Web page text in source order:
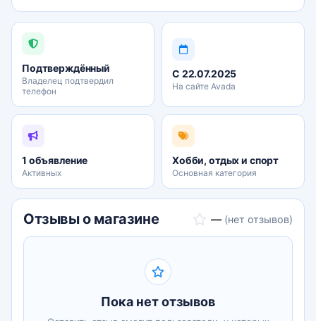
1. Профессиональная оценка каждого товара.
2. Удобный договор купли-продажи.
3. Выгодные условия выкупа.
4. Быстрое определение стоимости.
5. Широкий выбор для покупателей.
6. Работа с физическими и юридическими лицами.
7. Оплата на карту или расчётный счёт.
8. Документы — гарантия безопасности.
Что можно сдать:
1. Электроника и бытовая техника.
3. Предметы интерьера и мебель.
5. Ценные вещи и антиквариат.
Подтверждённый
Владелец подтвердил
телефон
С 22.07.2025
На сайте Avada
1 объявление
Активных
Хобби, отдых и спорт
Основная категория
Отзывы о магазине — (нет отзывов)
Пока нет отзывов